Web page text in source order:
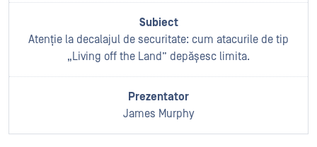
Atenție la decalajul de securitate: cum atacurile de tip
„Living off the Land” depășesc limita.
James Murphy